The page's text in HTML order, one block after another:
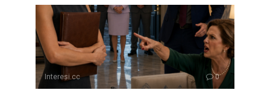
Interesi.cc 0